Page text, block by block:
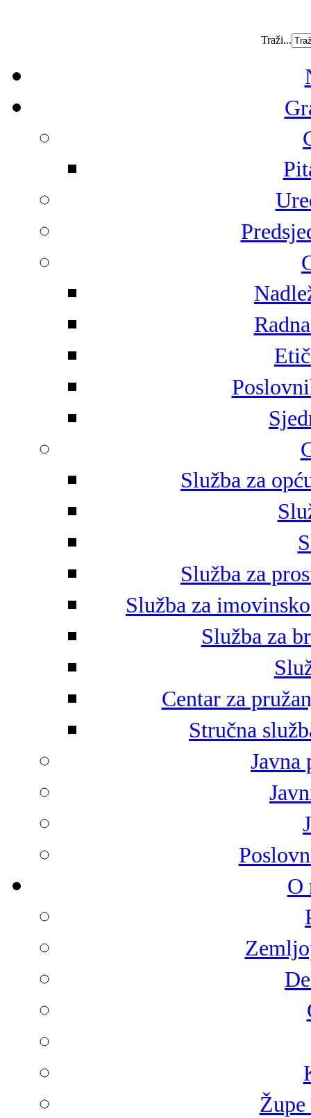
Traži...
Služba za
Služba za
Služba za
Služba za
Centar za
Stručna
Javna
O